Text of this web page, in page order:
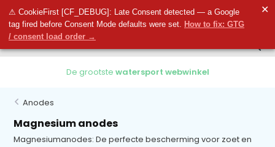
⚠ CookieFirst [CF_DEBUG]: Late Consent detected — a Google
tag fired before Consent Mode defaults were set. How to fix: GTG
/ consent load order →
✕
0 0
De grootstewatersport webwinkel
Anodes
Magnesium anodes
Magnesiumanodes: De perfecte bescherming voor zoet en